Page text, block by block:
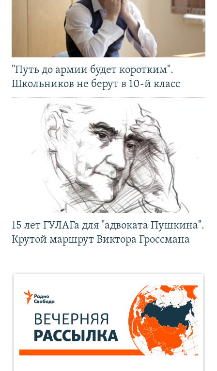
"Путь до армии будет коротким".
Школьников не берут в 10-й класс
15 лет ГУЛАГа для "адвоката Пушкина".
Крутой маршрут Виктора Гроссмана